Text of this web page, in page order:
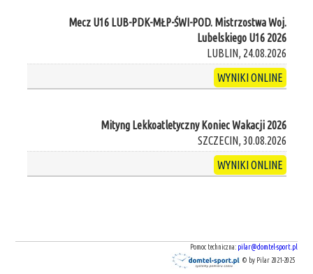
Mecz U16 LUB-PDK-MŁP-ŚWI-POD. Mistrzostwa Woj.
Lubelskiego U16 2026
LUBLIN, 24.08.2026
WYNIKI ONLINE
Mityng Lekkoatletyczny Koniec Wakacji 2026
SZCZECIN, 30.08.2026
WYNIKI ONLINE
Pomoc techniczna: pilar@domtel-sport.pl
© by Pilar 2021-2025